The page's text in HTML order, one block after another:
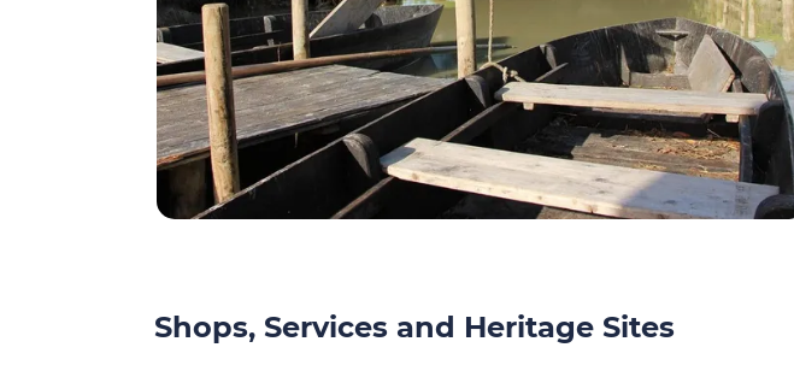
Shops, Services and Heritage Sites